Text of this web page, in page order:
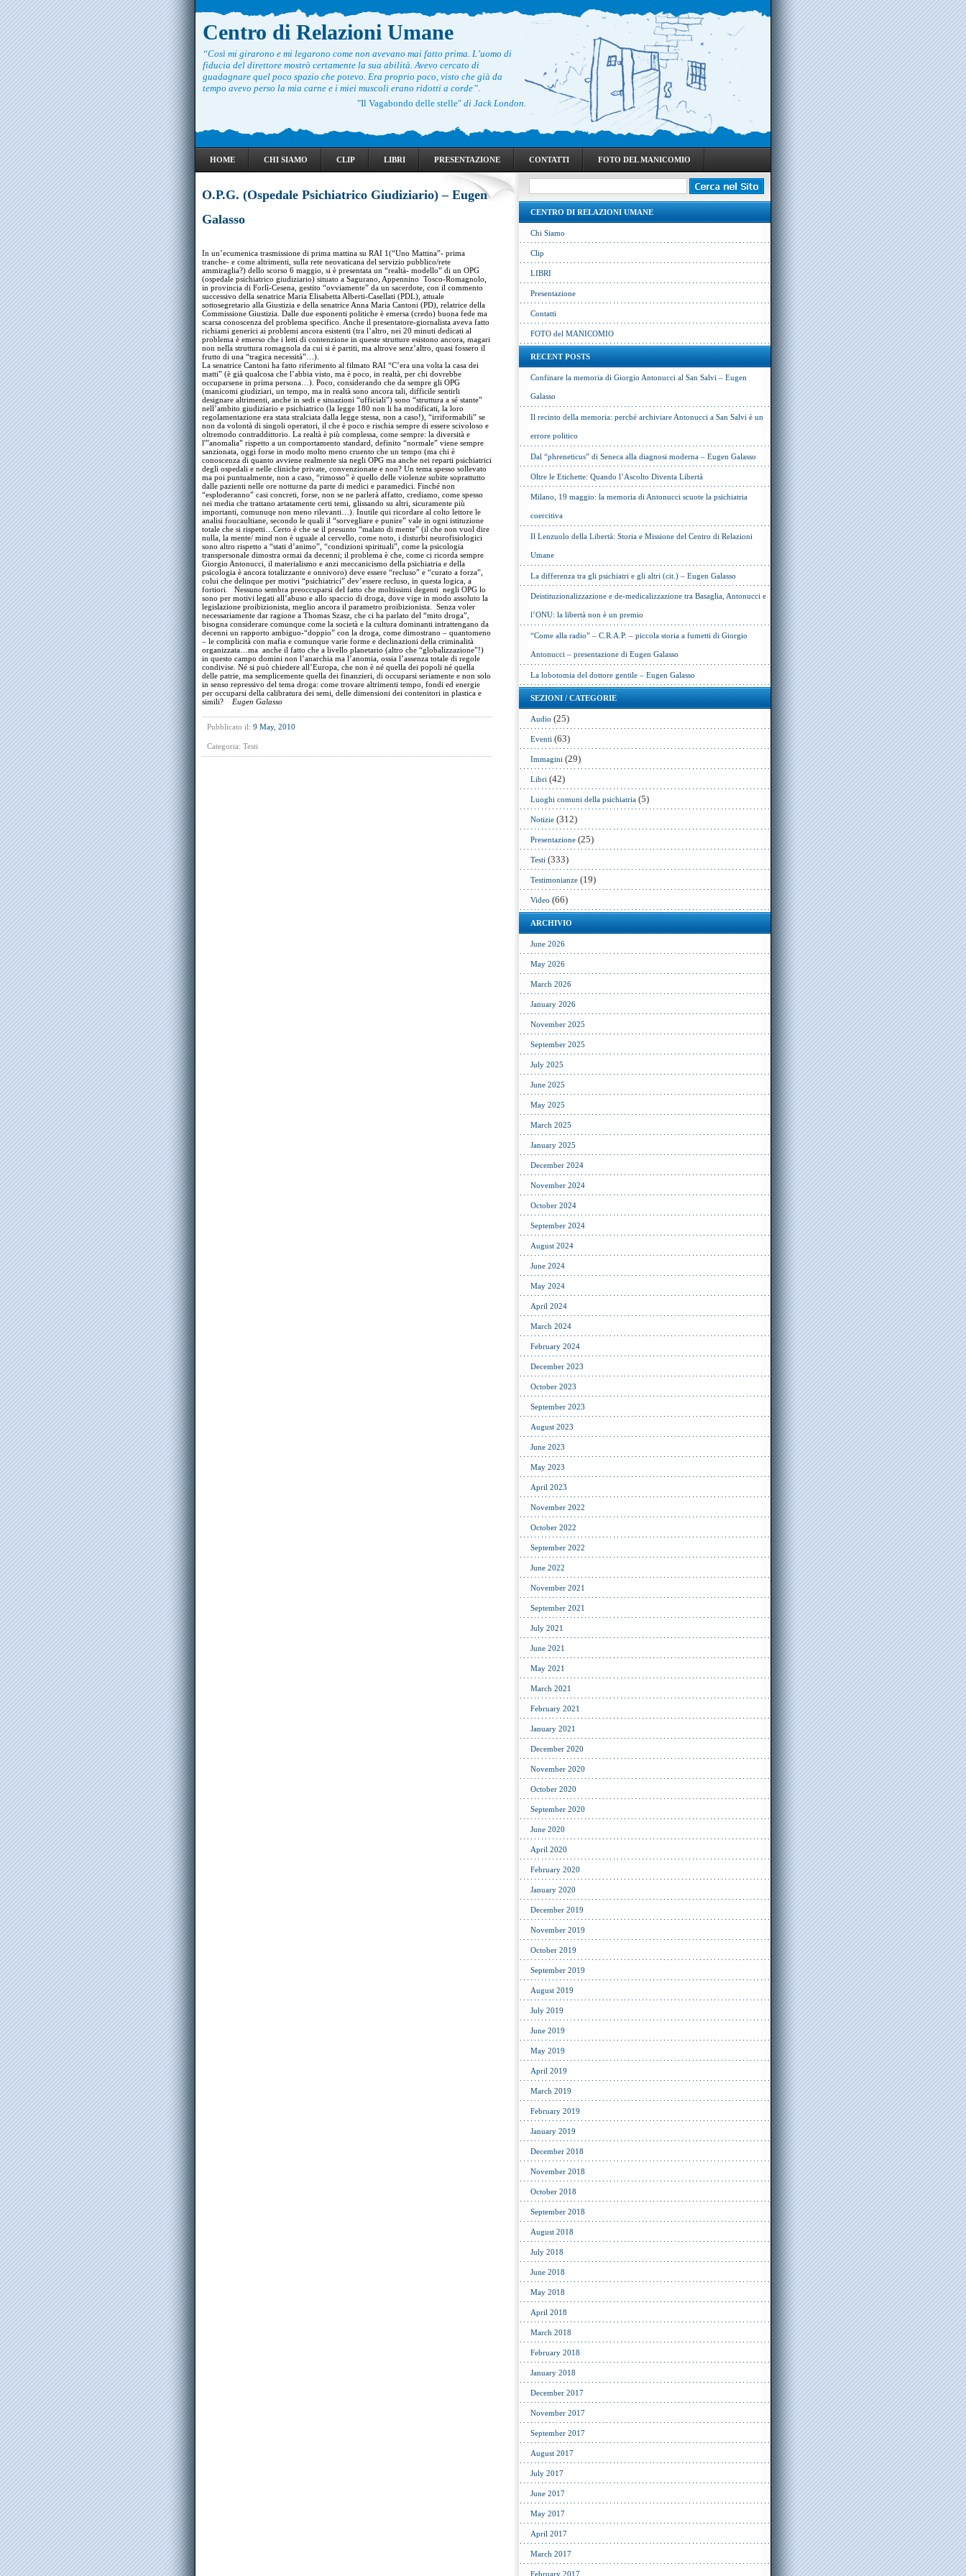
Centro di Relazioni Umane
“Così mi girarono e mi legarono come non avevano mai fatto prima. L’uomo di
fiducia del direttore mostrò certamente la sua abilità. Avevo cercato di
guadagnare quel poco spazio che potevo. Era proprio poco, visto che già da
tempo avevo perso la mia carne e i miei muscoli erano ridotti a corde”.
"Il Vagabondo delle stelle" di Jack London.
HOME CHI SIAMO CLIP LIBRI PRESENTAZIONE CONTATTI FOTO DEL MANICOMIO
O.P.G. (Ospedale Psichiatrico Giudiziario) – Eugen
Galasso
In un’ecumenica trasmissione di prima mattina su RAI 1(“Uno Mattina”- prima
tranche- e come altrimenti, sulla rete neovaticana del servizio pubblico/rete
ammiraglia?) dello scorso 6 maggio, si è presentata un “realtà- modello” di un OPG
(ospedale psichiatrico giudiziario) situato a Sagurano, Appennino Tosco-Romagnolo,
in provincia di Forlì-Cesena, gestito “ovviamente” da un sacerdote, con il commento
successivo della senatrice Maria Elisabetta Alberti-Casellati (PDL), attuale
sottosegretario alla Giustizia e della senatrice Anna Maria Cantoni (PD), relatrice della
Commissione Giustizia. Dalle due esponenti politiche è emersa (credo) buona fede ma
scarsa conoscenza del problema specifico. Anche il presentatore-giornalista aveva fatto
richiami generici ai problemi ancora esistenti (tra l’altro, nei 20 minuti dedicati al
problema è emerso che i letti di contenzione in queste strutture esistono ancora, magari
non nella struttura romagnola da cui si è partiti, ma altrove senz’altro, quasi fossero il
frutto di una “tragica necessità”…).
La senatrice Cantoni ha fatto riferimento al filmato RAI “C’era una volta la casa dei
matti” (è già qualcosa che l’abbia visto, ma è poco, in realtà, per chi dovrebbe
occuparsene in prima persona…). Poco, considerando che da sempre gli OPG
(manicomi giudiziari, un tempo, ma in realtà sono ancora tali, difficile sentirli
designare altrimenti, anche in sedi e situazioni “ufficiali”) sono “struttura a sé stante”
nell’ambito giudiziario e psichiatrico (la legge 180 non li ha modificati, la loro
regolamentazione era stata stralciata dalla legge stessa, non a caso!), “irriformabili” se
non da volontà di singoli operatori, il che è poco e rischia sempre di essere scivoloso e
oltremodo contraddittorio. La realtà è più complessa, come sempre: la diversità e
l'”anomalia” rispetto a un comportamento standard, definito “normale” viene sempre
sanzionata, oggi forse in modo molto meno cruento che un tempo (ma chi è
conoscenza di quanto avviene realmente sia negli OPG ma anche nei reparti psichiatrici
degli ospedali e nelle cliniche private, convenzionate e non? Un tema spesso sollevato
ma poi puntualmente, non a caso, “rimosso” è quello delle violenze subite soprattutto
dalle pazienti nelle ore notturne da parte di medici e paramedici. Finché non
“esploderanno” casi concreti, forse, non se ne parlerà affatto, crediamo, come spesso
nei media che trattano artatamente certi temi, glissando su altri, sicuramente più
importanti, comunuqe non meno rilevanti…). Inutile qui ricordare al colto lettore le
analisi foucaultiane, secondo le quali il “sorvegliare e punire” vale in ogni istituzione
totale che si rispetti…Certo è che se il presunto “malato di mente” (il che non vuol dire
nulla, la mente/ mind non è uguale al cervello, come noto, i disturbi neurofisiologici
sono altro rispetto a “stati d’animo”, “condizioni spirituali”, come la psicologia
transpersonale dimostra ormai da decenni; il problema è che, come ci ricorda sempre
Giorgio Antonucci, il materialismo e anzi meccanicismo della psichiatria e della
psicologia è ancora totalizzante e onnivoro) deve essere “recluso” e “curato a forza”,
colui che delinque per motivi “psichiatrici” dev’essere recluso, in questa logica, a
fortiori. Nessuno sembra preoccuparsi del fatto che moltissimi degenti negli OPG lo
sono per motivi legati all’abuso e allo spaccio di droga, dove vige in modo assoluto la
legislazione proibizionista, meglio ancora il parametro proibizionista. Senza voler
necessariamente dar ragione a Thomas Szasz, che ci ha parlato del “mito droga”,
bisogna considerare comunque come la società e la cultura dominanti intrattengano da
decenni un rapporto ambiguo-“doppio” con la droga, come dimostrano – quantomeno
– le complicità con mafia e comunque varie forme e declinazioni della criminalità
organizzata…ma anche il fatto che a livello planetario (altro che “globalizzazione”!)
in questo campo domini non l’anarchia ma l’anomia, ossia l’assenza totale di regole
condivise. Né si può chiedere all’Europa, che non è né quella dei popoli né quella
delle patrie, ma semplicemente quella dei finanzieri, di occuparsi seriamente e non solo
in senso repressivo del tema droga: come trovare altrimenti tempo, fondi ed energie
per occuparsi della calibratura dei semi, delle dimensioni dei contenitori in plastica e
simili? Eugen Galasso
Pubblicato il: 9 May, 2010
Categoria: Testi
CENTRO DI RELAZIONI UMANE
Chi Siamo
Clip
LIBRI
Presentazione
Contatti
FOTO del MANICOMIO
RECENT POSTS
Confinare la memoria di Giorgio Antonucci al San Salvi – Eugen
Galasso
Il recinto della memoria: perché archiviare Antonucci a San Salvi è un
errore politico
Dal “phreneticus” di Seneca alla diagnosi moderna – Eugen Galasso
Oltre le Etichette: Quando l’Ascolto Diventa Libertà
Milano, 19 maggio: la memoria di Antonucci scuote la psichiatria
coercitiva
Il Lenzuolo della Libertà: Storia e Missione del Centro di Relazioni
Umane
La differenza tra gli psichiatri e gli altri (cit.) – Eugen Galasso
Deistituzionalizzazione e de-medicalizzazione tra Basaglia, Antonucci e
l’ONU: la libertà non è un premio
“Come alla radio” – C.R.A.P. – piccola storia a fumetti di Giorgio
Antonucci – presentazione di Eugen Galasso
La lobotomia del dottore gentile – Eugen Galasso
SEZIONI / CATEGORIE
Audio (25)
Eventi (63)
Immagini (29)
Libri (42)
Luoghi comuni della psichiatria (5)
Notizie (312)
Presentazione (25)
Testi (333)
Testimonianze (19)
Video (66)
ARCHIVIO
June 2026
May 2026
March 2026
January 2026
November 2025
September 2025
July 2025
June 2025
May 2025
March 2025
January 2025
December 2024
November 2024
October 2024
September 2024
August 2024
June 2024
May 2024
April 2024
March 2024
February 2024
December 2023
October 2023
September 2023
August 2023
June 2023
May 2023
April 2023
November 2022
October 2022
September 2022
June 2022
November 2021
September 2021
July 2021
June 2021
May 2021
March 2021
February 2021
January 2021
December 2020
November 2020
October 2020
September 2020
June 2020
April 2020
February 2020
January 2020
December 2019
November 2019
October 2019
September 2019
August 2019
July 2019
June 2019
May 2019
April 2019
March 2019
February 2019
January 2019
December 2018
November 2018
October 2018
September 2018
August 2018
July 2018
June 2018
May 2018
April 2018
March 2018
February 2018
January 2018
December 2017
November 2017
September 2017
August 2017
July 2017
June 2017
May 2017
April 2017
March 2017
February 2017